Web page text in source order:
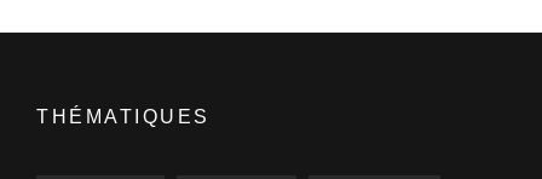
THÉMATIQUES